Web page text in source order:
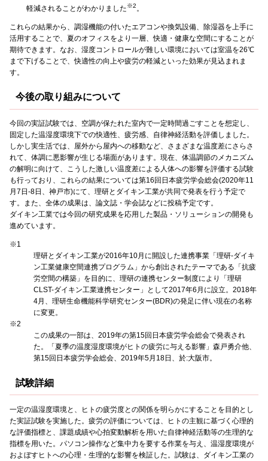
軽減されることがわかりました※2 。
これらの結果から、調湿機能の付いたエアコンや換気設備、除湿器を上手に
活用することで、夏のオフィスをより一層、快適・健康な空間にすることが
期待できます。なお、湿度コントロールが難しい環境においては室温を26℃
まで下げることで、快適性の向上や疲労の軽減といった効果が見込まれま
す。
今後の取り組みについて
今回の実証試験では、空調が保たれた室内で一定時間過ごすことを想定し、
固定した温湿度環境下での快適性、疲労感、自律神経活動を評価しました。
しかし実生活では、屋外から屋内への移動など、さまざまな温度差にさらさ
れて、体調に悪影響が生じる場面があります。現在、体温調節のメカニズム
の解明に向けて、こうした激しい温度差による人体への影響を評価する試験
も行っており、これらの結果については第16回日本疲労学会総会(2020年11
月7日-8日、神戸市)にて、理研とダイキン工業が共同で発表を行う予定で
す。また、全体の成果は、論文誌・学会誌などに投稿予定です。
ダイキン工業では今回の研究成果を応用した製品・ソリューションの開発も
進めています。
※1
理研とダイキン工業が2016年10月に開設した連携事業「理研-ダイキ
ン工業健康空間連携プログラム」から創出されたテーマである「抗疲
労空間の構築」を目的に、理研の連携センター制度により「理研
CLST-ダイキン工業連携センター」として2017年6月に設立。2018年
4月、理研生命機能科学研究センター(BDR)の発足に伴い現在の名称
に変更。
※2
この成果の一部は、2019年の第15回日本疲労学会総会で発表され
た。「夏季の温度湿度環境がヒトの疲労に与える影響」森戸勇介他、
第15回日本疲労学会総会、2019年5月18日、於:大阪市。
試験詳細
一定の温湿度環境と、ヒトの疲労度との関係を明らかにすることを目的とし
た実証試験を実施した。疲労の評価については、ヒトの主観に基づく心理的
な評価指標と、課題成績や心拍変動解析を用いた自律神経活動等の生理的な
指標を用いた。パソコン操作など集中力を要する作業を与え、温湿度環境が
およぼすヒトへの心理・生理的な影響を検証した。試験は、ダイキン工業の